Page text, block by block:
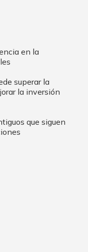
en la
superar la
la inversión
que siguen